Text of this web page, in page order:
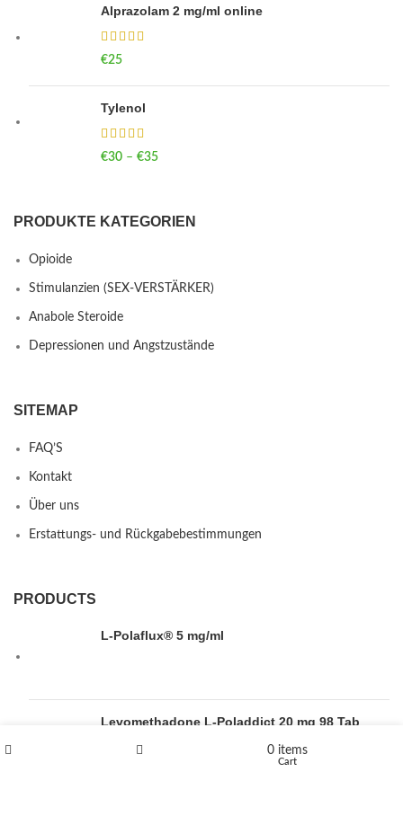
Alprazolam 2 mg/ml online
€25
Tylenol
€30 – €35
PRODUKTE KATEGORIEN
Opioide
Stimulanzien (SEX-VERSTÄRKER)
Anabole Steroide
Depressionen und Angstzustände
SITEMAP
FAQ’S
Kontakt
Über uns
Erstattungs- und Rückgabebestimmungen
PRODUCTS
L-Polaflux® 5 mg/ml
Levomethadone L-Poladdict 20 mg 98 Tab
0 items
Cart